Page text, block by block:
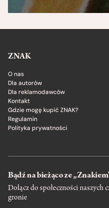
ZNAK
O nas
Dla autorów
Dla reklamodawców
Kontakt
Gdzie mogę kupić ZNAK?
Regulamin
Polityka prywatności
Bądź na bieżąco ze
Dołącz do społeczności
gronie